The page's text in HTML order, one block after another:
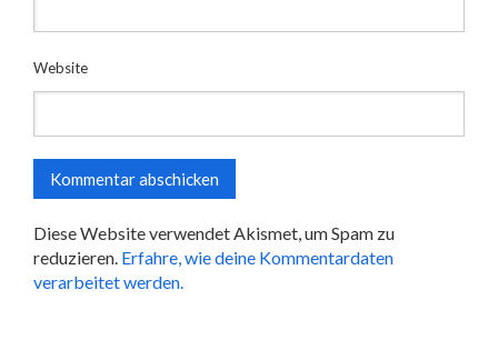
Website
Diese Website verwendet Akismet, um Spam zu
reduzieren. Erfahre, wie deine Kommentardaten
verarbeitet werden.